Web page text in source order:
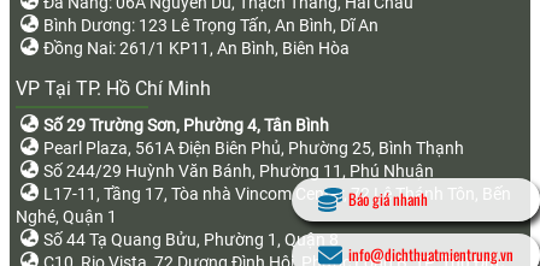
Bình Dương: 123 Lê Trọng Tấn, An Bình, Dĩ An
Đồng Nai: 261/1 KP11, An Bình, Biên Hòa
VP Tại TP. Hồ Chí Minh
Số 29 Trường Sơn, Phường 4, Tân Bình
Pearl Plaza, 561A Điện Biên Phủ, Phường 25, Bình Thạnh
Số 244/29 Huỳnh Văn Bánh, Phường 11, Phú Nhuận
L17-11, Tầng 17, Tòa nhà Vincom Center, 72 Lê Thánh Tôn, Bến
Nghé, Quận 1
Số 44 Tạ Quang Bửu, Phường 1, Quận 8
Báo giá nhanh
info@dichthuatmientrung.vn